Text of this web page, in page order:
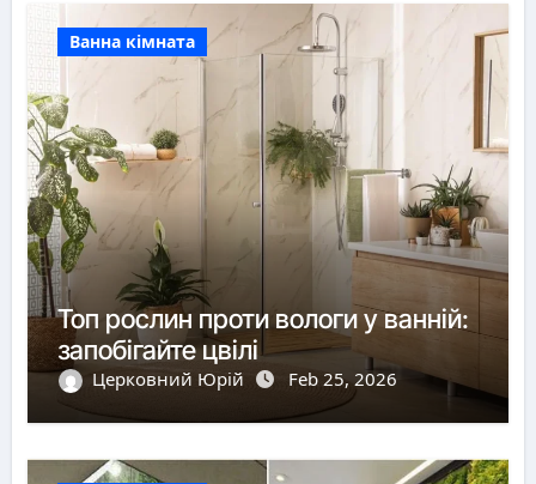
Ванна кімната
Топ рослин проти вологи у ванній:
запобігайте цвілі
Церковний Юрій Feb 25, 2026